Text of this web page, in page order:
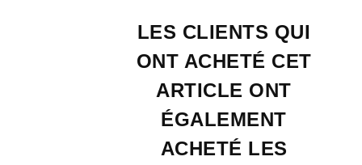
LES CLIENTS QUI
ONT ACHETÉ CET
ARTICLE ONT
ÉGALEMENT
ACHETÉ LES